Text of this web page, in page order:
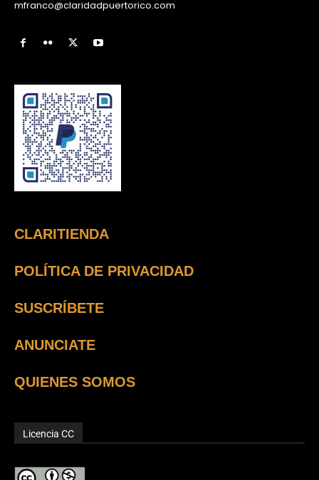
mfranco@claridadpuertorico.com
CLARITIENDA
POLÍTICA DE PRIVACIDAD
SUSCRÍBETE
ANUNCIATE
QUIENES SOMOS
Licencia CC